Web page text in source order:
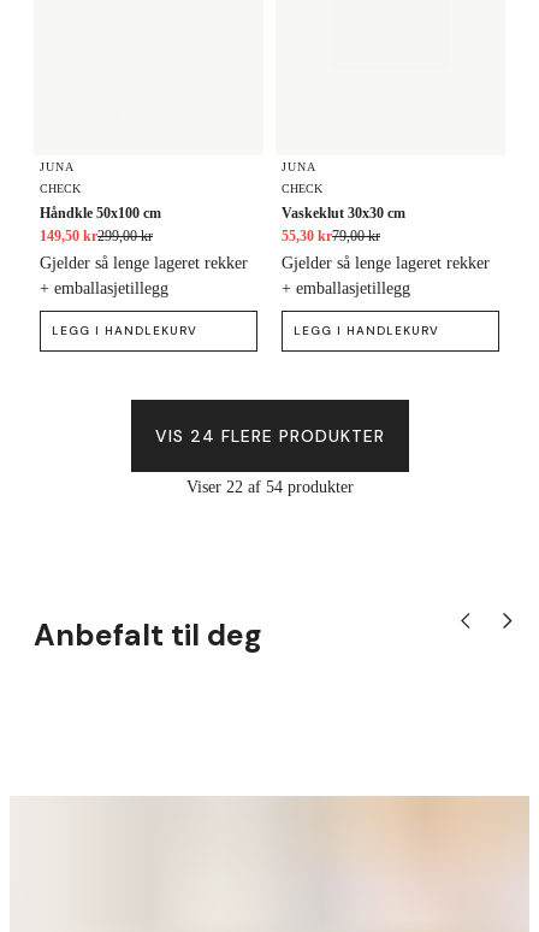
JUNA
CHECK
Håndkle 50x100 cm
149,50 kr299,00 kr
+ emballasjetillegg
Gjelder så lenge lageret rekker
LEGG I HANDLEKURV
JUNA
CHECK
Vaskeklut 30x30 cm
55,30 kr79,00 kr
+ emballasjetillegg
Gjelder så lenge lageret rekker
LEGG I HANDLEKURV
VIS 24 FLERE PRODUKTER
Viser 22 af 54 produkter
Anbefalt til deg Vis forrige
Vis